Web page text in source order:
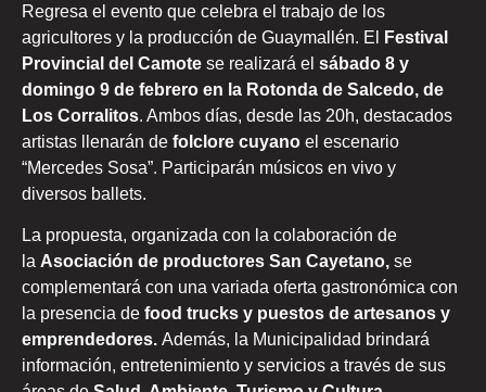
Regresa el evento que celebra el trabajo de los
agricultores y la producción de Guaymallén. El
Festival
Provincial del Camote se realizará el sábado 8 y
domingo 9 de febrero en la Rotonda de Salcedo, de
Los Corralitos. Ambos días, desde las 20h, destacados
artistas llenarán de folclore cuyano el escenario
“Mercedes Sosa”. Participarán músicos en vivo y
diversos ballets.
La propuesta, organizada con la colaboración de
la Asociación de productores San Cayetano, se
complementará con una variada oferta gastronómica con
la presencia de food trucks y puestos de artesanos y
emprendedores. Además, la Municipalidad brindará
información, entretenimiento y servicios a través de sus